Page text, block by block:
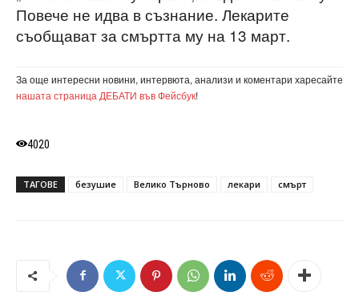
Повече не идва в съзнание. Лекарите
съобщават за смъртта му на 13 март.
За още интересни новини, интервюта, анализи и коментари харесайте
нашата страница ДЕБАТИ във Фейсбук!
4020
ТАГОВЕ безушие Велико Търново лекари смърт